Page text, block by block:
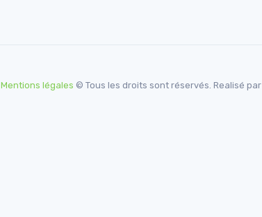
Mentions légales © Tous les droits sont réservés. Realisé par